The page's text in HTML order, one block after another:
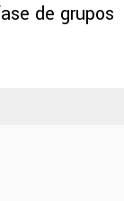
de grupos